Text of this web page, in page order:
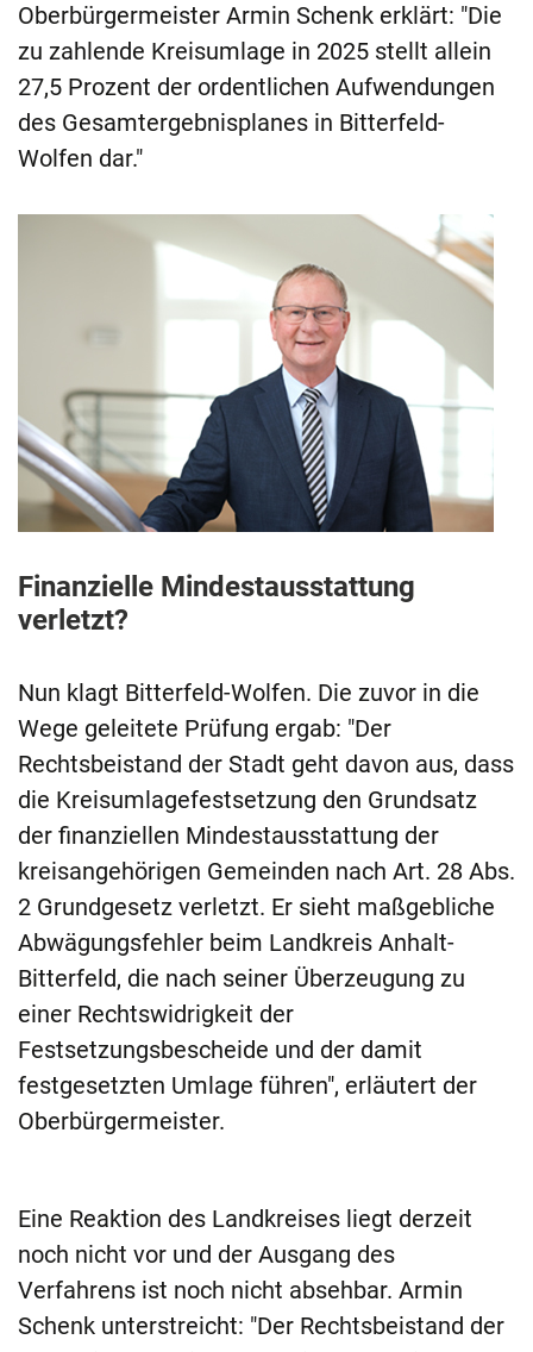
Oberbürgermeister Armin Schenk erklärt: "Die
zu zahlende Kreisumlage in 2025 stellt allein
27,5 Prozent der ordentlichen Aufwendungen
des Gesamtergebnisplanes in Bitterfeld-
Wolfen dar."
Finanzielle Mindestausstattung
verletzt?
Nun klagt Bitterfeld-Wolfen. Die zuvor in die
Wege geleitete Prüfung ergab: "Der
Rechtsbeistand der Stadt geht davon aus, dass
die Kreisumlagefestsetzung den Grundsatz
der finanziellen Mindestausstattung der
kreisangehörigen Gemeinden nach Art. 28 Abs.
2 Grundgesetz verletzt. Er sieht maßgebliche
Abwägungsfehler beim Landkreis Anhalt-
Bitterfeld, die nach seiner Überzeugung zu
einer Rechtswidrigkeit der
Festsetzungsbescheide und der damit
festgesetzten Umlage führen", erläutert der
Oberbürgermeister.
Eine Reaktion des Landkreises liegt derzeit
noch nicht vor und der Ausgang des
Verfahrens ist noch nicht absehbar. Armin
Schenk unterstreicht: "Der Rechtsbeistand der